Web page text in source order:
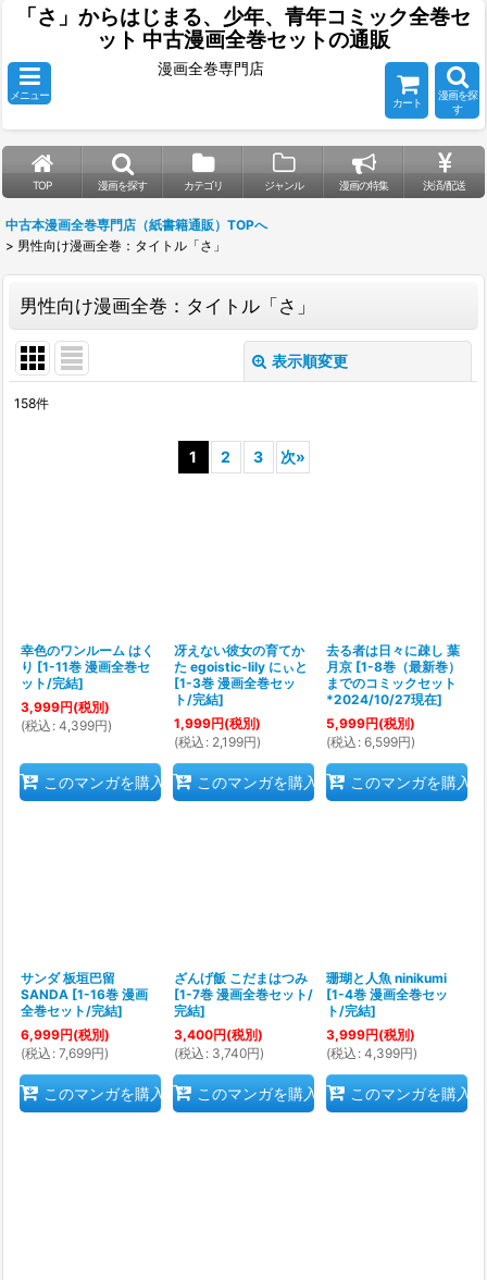
「さ」からはじまる、少年、青年コミック全巻セ
ット 中古漫画全巻セットの通販
メニュー
漫画全巻専門店
カート
漫画を探
す
TOP 漫画を探す カテゴリ ジャンル 漫画の特集 決済/配送
中古本漫画全巻専門店（紙書籍通販）TOPへ
> 男性向け漫画全巻：タイトル「さ」
男性向け漫画全巻：タイトル「さ」
表示順変更
158件
1 2 3 次»
幸色のワンルーム はく
り [1-11巻 漫画全巻セ
ット/完結]
3,999円(税別)
(税込 : 4,399円)
このマンガを購入
冴えない彼女の育てか
た egoistic‐lily にぃと
[1-3巻 漫画全巻セッ
ト/完結]
1,999円(税別)
(税込 : 2,199円)
このマンガを購入
去る者は日々に疎し 葉
月京 [1-8巻（最新巻）
までのコミックセット
*2024/10/27現在]
5,999円(税別)
(税込 : 6,599円)
このマンガを購入
サンダ 板垣巴留
SANDA [1-16巻 漫画
全巻セット/完結]
6,999円(税別)
(税込 : 7,699円)
このマンガを購入
ざんげ飯 こだまはつみ
[1-7巻 漫画全巻セット/
完結]
3,400円(税別)
(税込 : 3,740円)
このマンガを購入
珊瑚と人魚 ninikumi
[1-4巻 漫画全巻セッ
ト/完結]
3,999円(税別)
(税込 : 4,399円)
このマンガを購入